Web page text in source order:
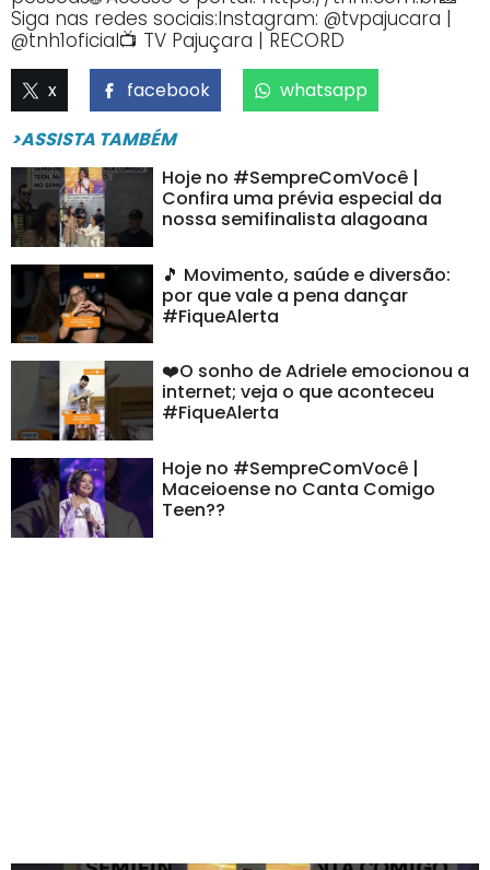
Siga nas redes sociais:Instagram: @tvpajucara |
@tnh1oficial📺 TV Pajuçara | RECORD
x facebook
whatsapp
>ASSISTA TAMBÉM
Hoje no #SempreComVocê |
Confira uma prévia especial da
nossa semifinalista alagoana
🎵 Movimento, saúde e diversão:
por que vale a pena dançar
#FiqueAlerta
❤️O sonho de Adriele emocionou a
internet; veja o que aconteceu
#FiqueAlerta
Hoje no #SempreComVocê |
Maceioense no Canta Comigo
Teen??